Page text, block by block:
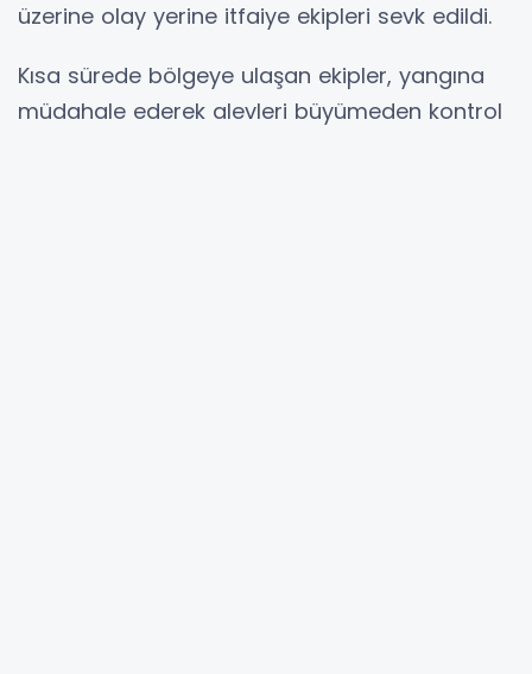
üzerine olay yerine itfaiye ekipleri sevk edildi.
Kısa sürede bölgeye ulaşan ekipler, yangına
müdahale ederek alevleri büyümeden kontrol